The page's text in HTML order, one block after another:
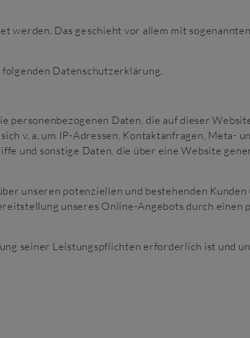
werden. Das geschieht vor allem mit sogenannten
Datenschutzerklärung.
Daten, die auf dieser
v. a. um IP-Adressen, Kontaktanfragen, Meta-
und sonstige Daten, die über eine Website
unseren potenziellen und bestehenden Kunden
unseres Online-Angebots durch einen
seiner Leistungspflichten erforderlich ist und